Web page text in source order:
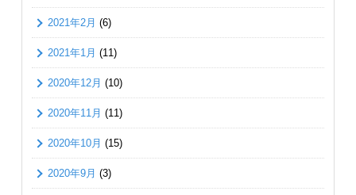
2021年2月 (6)
2021年1月 (11)
2020年12月 (10)
2020年11月 (11)
2020年10月 (15)
2020年9月 (3)